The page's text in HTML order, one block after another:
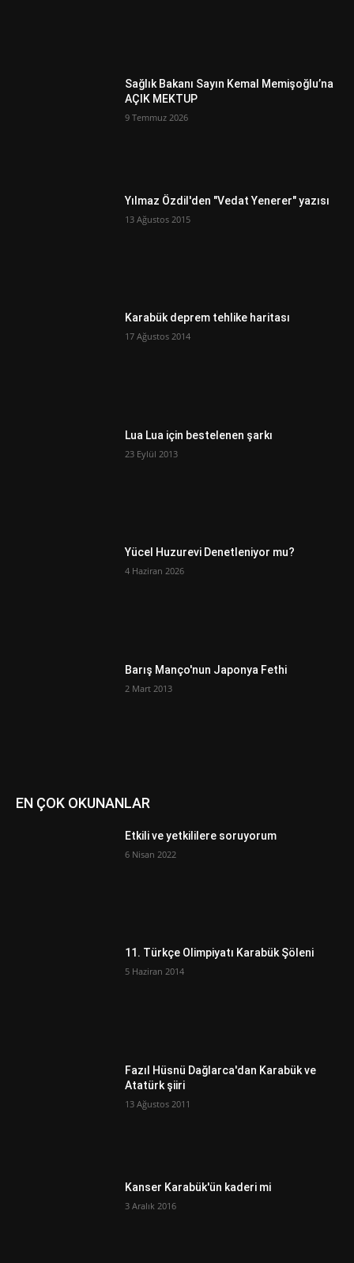
Sağlık Bakanı Sayın Kemal Memişoğlu’na
AÇIK MEKTUP
9 Temmuz 2026
Yılmaz Özdil'den "Vedat Yenerer" yazısı
13 Ağustos 2015
Karabük deprem tehlike haritası
17 Ağustos 2014
Lua Lua için bestelenen şarkı
23 Eylül 2013
Yücel Huzurevi Denetleniyor mu?
4 Haziran 2026
Barış Manço'nun Japonya Fethi
2 Mart 2013
EN ÇOK OKUNANLAR
Etkili ve yetkililere soruyorum
6 Nisan 2022
11. Türkçe Olimpiyatı Karabük Şöleni
5 Haziran 2014
Fazıl Hüsnü Dağlarca'dan Karabük ve
Atatürk şiiri
13 Ağustos 2011
Kanser Karabük'ün kaderi mi
3 Aralık 2016